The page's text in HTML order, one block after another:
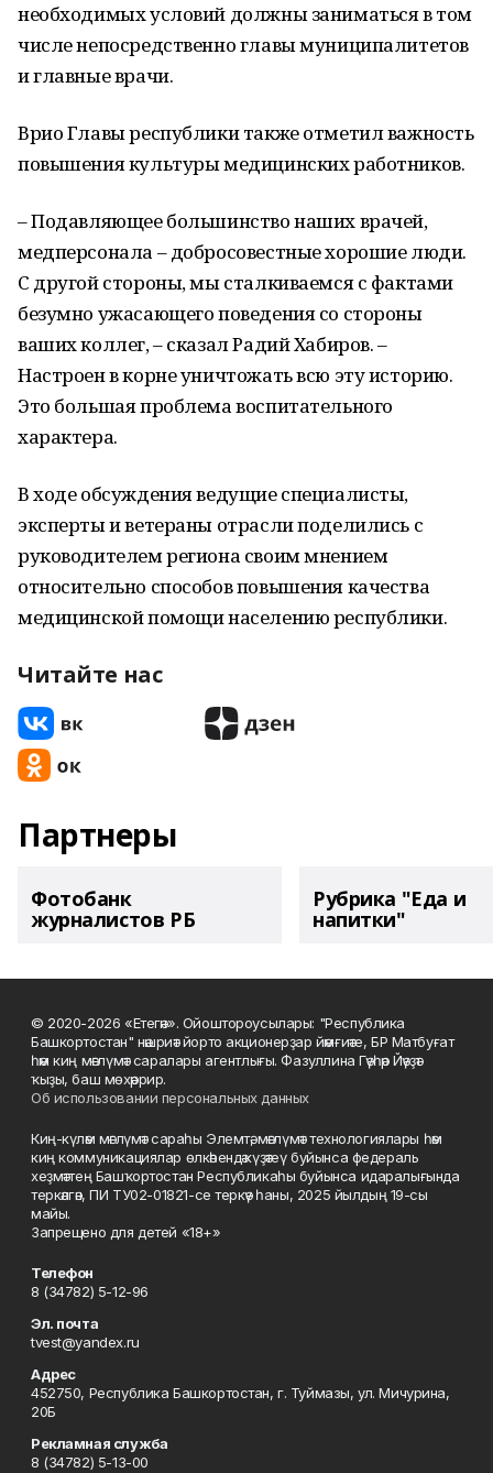
необходимых условий должны заниматься в том
числе непосредственно главы муниципалитетов
и главные врачи.
Врио Главы республики также отметил важность
повышения культуры медицинских работников.
– Подавляющее большинство наших врачей,
медперсонала – добросовестные хорошие люди.
С другой стороны, мы сталкиваемся с фактами
безумно ужасающего поведения со стороны
ваших коллег, – сказал Радий Хабиров. –
Настроен в корне уничтожать всю эту историю.
Это большая проблема воспитательного
характера.
В ходе обсуждения ведущие специалисты,
эксперты и ветераны отрасли поделились с
руководителем региона своим мнением
относительно способов повышения качества
медицинской помощи населению республики.
Читайте нас
Партнеры
Фотобанк
журналистов РБ
Рубрика "Еда и
напитки"
© 2020-2026 «Етегән». Ойоштороусылары: "Республика
Башкортостан" нәшриәт йорто акционерҙар йәмғиәте, БР Матбуғат
һәм киң мәғлүмәт саралары агентлығы. Фазуллина Гәүһәр Йәүҙәт
ҡыҙы, баш мөхәррир.
Об использовании персональных данных
Киң-күләм мәғлүмәт сараһы Элемтә, мәғлүмәт технологиялары һәм
киң коммуникациялар өлкәһендә күҙәтеү буйынса федераль
хеҙмәттең Башҡортостан Республикаһы буйынса идаралығында
теркәлгән, ПИ ТУ02-01821-се теркәү һаны, 2025 йылдың 19-сы
майы.
Запрещено для детей «18+»
Телефон
8 (34782) 5-12-96
Эл. почта
tvest@yandex.ru
Адрес
452750, Республика Башкортостан, г. Туймазы, ул. Мичурина,
20Б
Рекламная служба
8 (34782) 5-13-00